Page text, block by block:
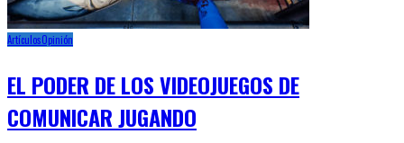
ArtículosOpinión
EL PODER DE LOS VIDEOJUEGOS DE
COMUNICAR JUGANDO